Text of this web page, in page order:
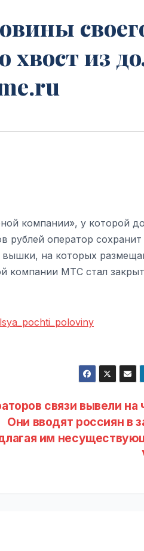
хвост из
компании», у которой
рублей оператор
вышки, на которых
компании МТС стал
связи вывели на
Они вводят россиян в
им